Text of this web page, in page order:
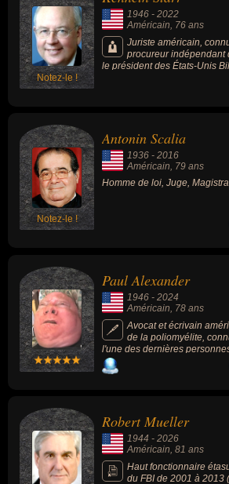
Notez-le !
1946 - 2022
Américain , 76 ans
Juriste américain,
procureur indépendant
le président des États-Unis
Notez-le !
Antonin Scalia
1936 - 2016
Américain, 79 ans
Homme de loi, Juge,
Paul Alexander
1946 - 2024
Américain, 78 ans
Avocat et écrivain
de la poliomyélite,
l'une des dernières
un poumon d'acier après
polio en 1952 à l'âge de 6
Robert Mueller
1944 - 2026
Américain, 81 ans
Haut fonctionnaire
du FBI de 2001 à 2013